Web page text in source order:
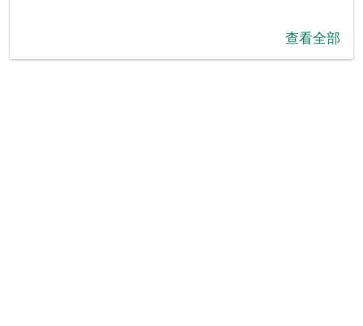
查看全部